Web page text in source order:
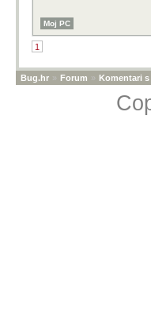
Moj PC
1
Bug.hr » Forum » Komentari s